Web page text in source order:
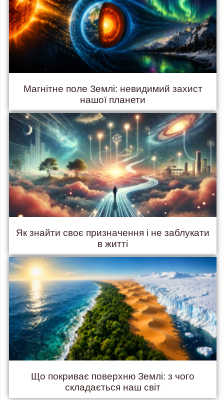
Магнітне поле Землі: невидимий захист
нашої планети
Як знайти своє призначення і не заблукати
в житті
Що покриває поверхню Землі: з чого
складається наш світ